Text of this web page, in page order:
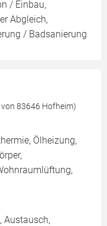
/ Einbau,
Abgleich,
/ Badsanierung
83646 Hofheim)
Ölheizung,
Austausch,